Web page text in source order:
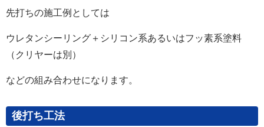
先打ちの施工例としては
ウレタンシーリング＋シリコン系あるいはフッ素系塗料
（クリヤーは別）
などの組み合わせになります。
後打ち工法